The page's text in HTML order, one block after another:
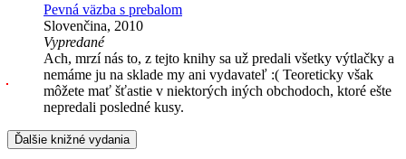
Pevná väzba s prebalom
Slovenčina, 2010
Vypredané
Ach, mrzí nás to, z tejto knihy sa už predali všetky výtlačky a
nemáme ju na sklade my ani vydavateľ :( Teoreticky však
môžete mať šťastie v niektorých iných obchodoch, ktoré ešte
nepredali posledné kusy.
Ďalšie knižné vydania